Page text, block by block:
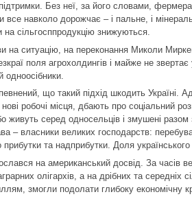
Без неї, за його словами,
навколо дорожчає – і пальне, і
на сільгосппродукцію знижуються.
на ситуацію, на переконання Миколи
поля агрохолдингів і майже не звертає
що такий підхід шкодить Україні.
робочі місця, дбають про соціальний
живуть серед односельців і змушені
– власники великих господарств:
та надприбутки. Доля
на американський досвід. За часів
олігархів, а на дрібних та середніх
змогли подолати глибоку економічну